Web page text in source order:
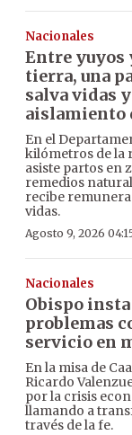
Nacionales
Entre yuyos
tierra, una
salva vidas
aislamiento
En el
kilómetros de la
asiste partos en
remedios
recibe
vidas.
Agosto 9, 2026
Nacionales
Obispo
problemas
servicio en
En la misa de
Ricardo
por la crisis
llamando a
través de la fe.